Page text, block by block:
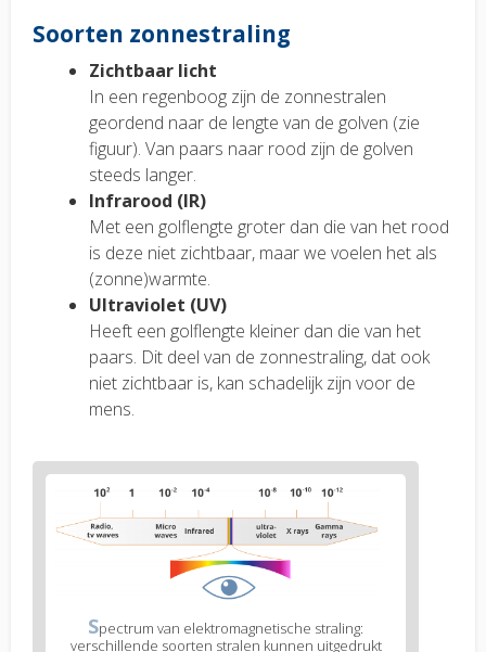
Soorten zonnestraling
Zichtbaar licht
In een regenboog zijn de zonnestralen
geordend naar de lengte van de golven (zie
figuur). Van paars naar rood zijn de golven
steeds langer.
Infrarood (IR)
Met een golflengte groter dan die van het rood
is deze niet zichtbaar, maar we voelen het als
(zonne)warmte.
Ultraviolet (UV)
Heeft een golflengte kleiner dan die van het
paars. Dit deel van de zonnestraling, dat ook
niet zichtbaar is, kan schadelijk zijn voor de
mens.
Spectrum van elektromagnetische straling:
verschillende soorten stralen kunnen uitgedrukt